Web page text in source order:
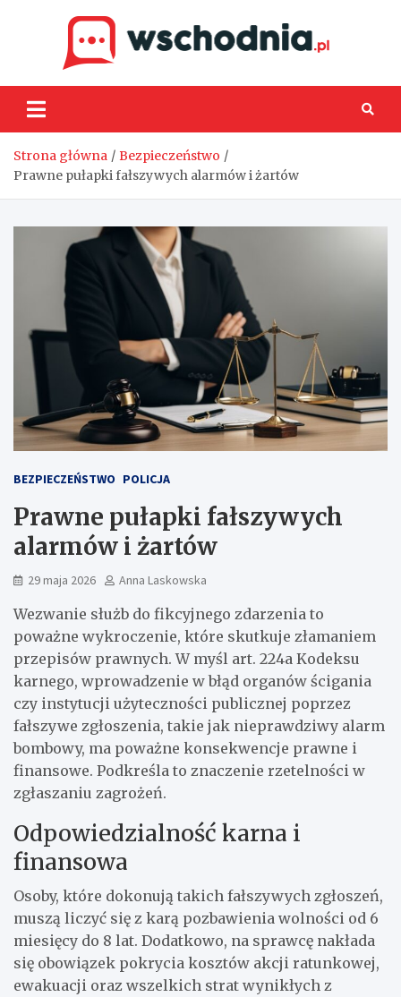
Strona główna
Bezpieczeństwo
Prawne pułapki fałszywych alarmów i żartów
BEZPIECZEŃSTWO POLICJA
Prawne pułapki fałszywych
alarmów i żartów
29 maja 2026 Anna Laskowska
Wezwanie służb do fikcyjnego zdarzenia to
poważne wykroczenie, które skutkuje złamaniem
przepisów prawnych. W myśl art. 224a Kodeksu
karnego, wprowadzenie w błąd organów ścigania
czy instytucji użyteczności publicznej poprzez
fałszywe zgłoszenia, takie jak nieprawdziwy alarm
bombowy, ma poważne konsekwencje prawne i
finansowe. Podkreśla to znaczenie rzetelności w
zgłaszaniu zagrożeń.
Odpowiedzialność karna i
finansowa
Osoby, które dokonują takich fałszywych zgłoszeń,
muszą liczyć się z karą pozbawienia wolności od 6
miesięcy do 8 lat. Dodatkowo, na sprawcę nakłada
się obowiązek pokrycia kosztów akcji ratunkowej,
ewakuacji oraz wszelkich strat wynikłych z